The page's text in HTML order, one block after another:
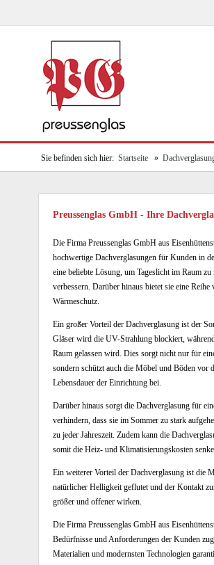
Sie befinden sich hier: Startseite »
Preussenglas GmbH - Ihre
Die Firma Preussenglas GmbH aus
hochwertige Dachverglasungen für Kunden in
eine beliebte Lösung, um Tageslicht im Raum
verbessern. Darüber hinaus bietet sie eine
Wärmeschutz.
Ein großer Vorteil der Dachverglasung ist der
Gläser wird die UV-Strahlung blockiert,
Raum gelassen wird. Dies sorgt nicht nur für
sondern schützt auch die Möbel und Böden vor
Lebensdauer der Einrichtung bei.
Darüber hinaus sorgt die Dachverglasung für
verhindern, dass sie im Sommer zu stark
zu jeder Jahreszeit. Zudem kann die
somit die Heiz- und Klimatisierungskosten
Ein weiterer Vorteil der Dachverglasung ist die
natürlicher Helligkeit geflutet und der Kontakt
größer und offener wirken.
Die Firma Preussenglas GmbH aus
Bedürfnisse und Anforderungen der Kunden
Materialien und modernsten Technologien